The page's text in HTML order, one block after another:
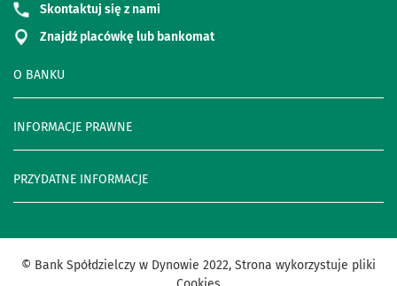
O BANKU
INFORMACJE PRAWNE
PRZYDATNE INFORMACJE
Skontaktuj się z nami
Znajdź placówkę lub bankomat
© Bank Spółdzielczy w Dynowie 2022, Strona wykorzystuje pliki